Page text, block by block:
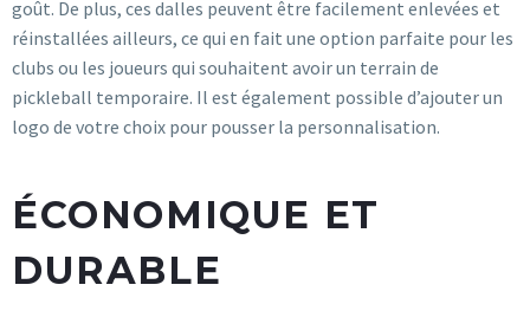
goût. De plus, ces dalles peuvent être facilement enlevées et
réinstallées ailleurs, ce qui en fait une option parfaite pour les
clubs ou les joueurs qui souhaitent avoir un terrain de
pickleball temporaire. Il est également possible d’ajouter un
logo de votre choix pour pousser la personnalisation.
ÉCONOMIQUE ET
DURABLE